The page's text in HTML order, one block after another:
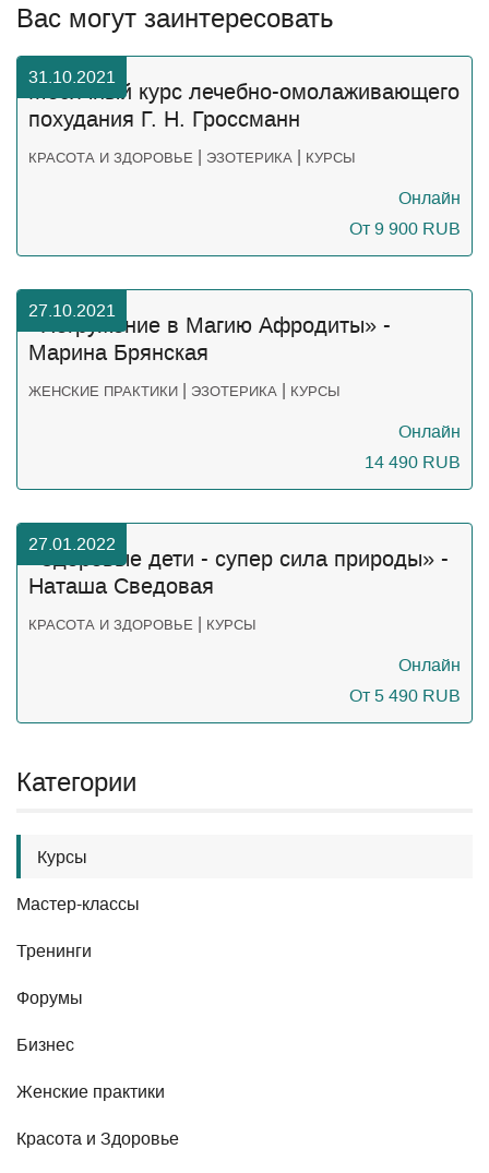
Категории
Курсы
Мастер-классы
Тренинги
Форумы
Бизнес
Женские практики
Красота и Здоровье
Вас могут заинтересовать
31.10.2021
Месячный курс лечебно-омолаживающего
похудания Г. Н. Гроссманн
КРАСОТА И ЗДОРОВЬЕ | ЭЗОТЕРИКА | КУРСЫ
Онлайн
От 9 900 RUB
27.10.2021
«Погружение в Магию Афродиты» -
Марина Брянская
ЖЕНСКИЕ ПРАКТИКИ | ЭЗОТЕРИКА | КУРСЫ
Онлайн
14 490 RUB
27.01.2022
«Здоровые дети - супер сила природы» -
Наташа Сведовая
КРАСОТА И ЗДОРОВЬЕ | КУРСЫ
Онлайн
От 5 490 RUB